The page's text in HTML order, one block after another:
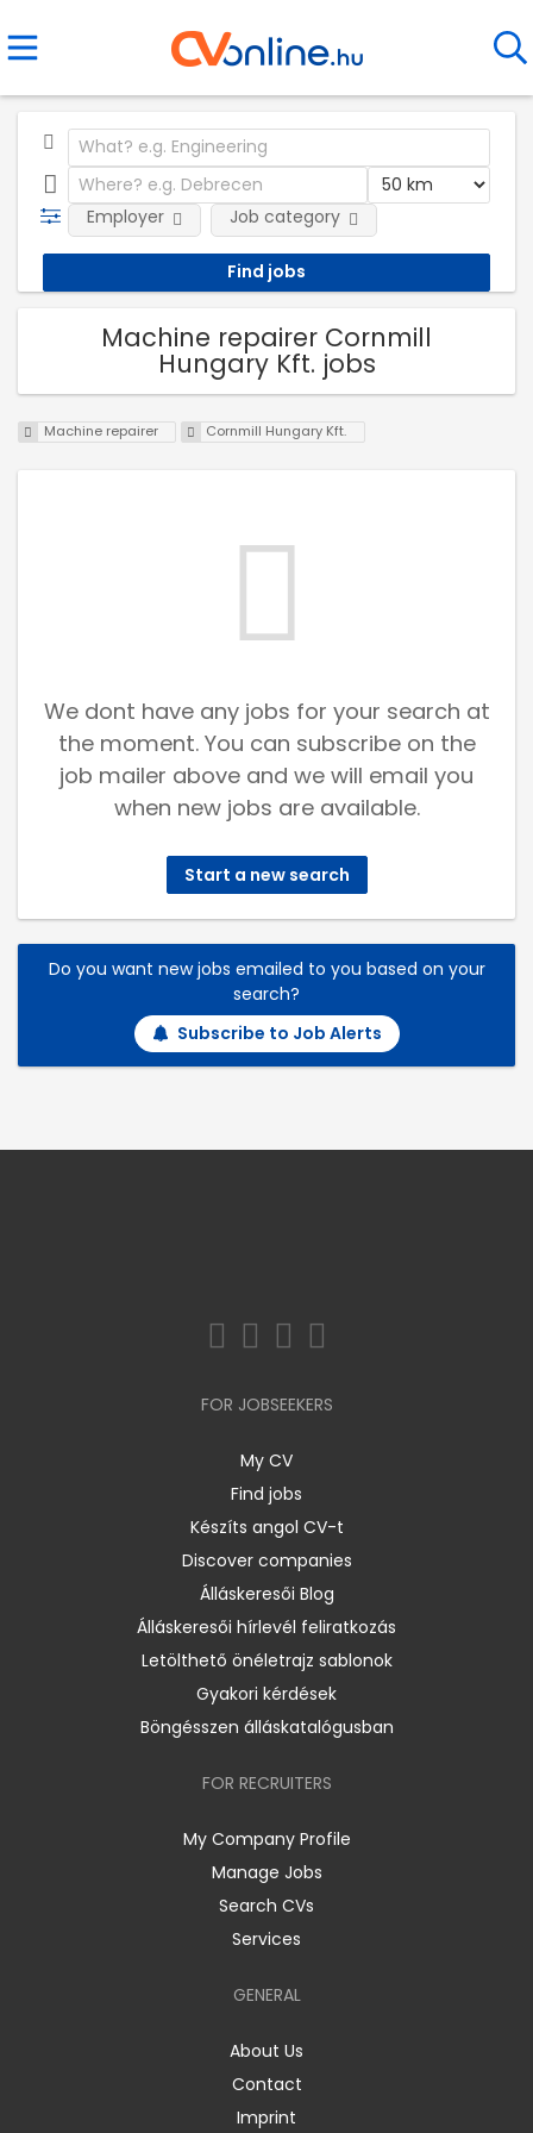
Employer Job category
Machine repairer Cornmill
Hungary Kft. jobs
Machine repairer Cornmill Hungary Kft.
We dont have any jobs for your search at
the moment. You can subscribe on the
job mailer above and we will email you
when new jobs are available.
Start a new search
Do you want new jobs emailed to you based on your
search?
Subscribe to Job Alerts
FOR JOBSEEKERS
My CV
Find jobs
Készíts angol CV-t
Discover companies
Álláskeresői Blog
Álláskeresői hírlevél feliratkozás
Letölthető önéletrajz sablonok
Gyakori kérdések
Böngésszen álláskatalógusban
FOR RECRUITERS
My Company Profile
Manage Jobs
Search CVs
Services
GENERAL
About Us
Contact
Imprint